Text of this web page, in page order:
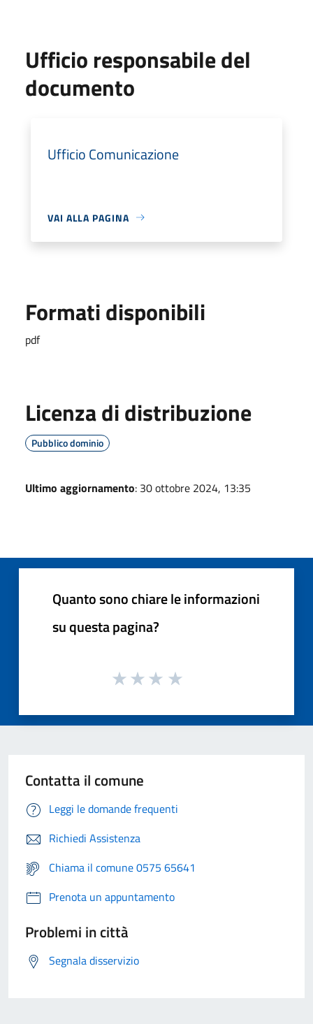
Ufficio responsabile del
documento
Ufficio Comunicazione
VAI ALLA PAGINA
Formati disponibili
pdf
Licenza di distribuzione
Pubblico dominio
Ultimo aggiornamento: 30 ottobre 2024, 13:35
Quanto sono chiare le informazioni
su questa pagina?
Contatta il comune
Leggi le domande frequenti
Richiedi Assistenza
Chiama il comune 0575 65641
Prenota un appuntamento
Problemi in città
Segnala disservizio